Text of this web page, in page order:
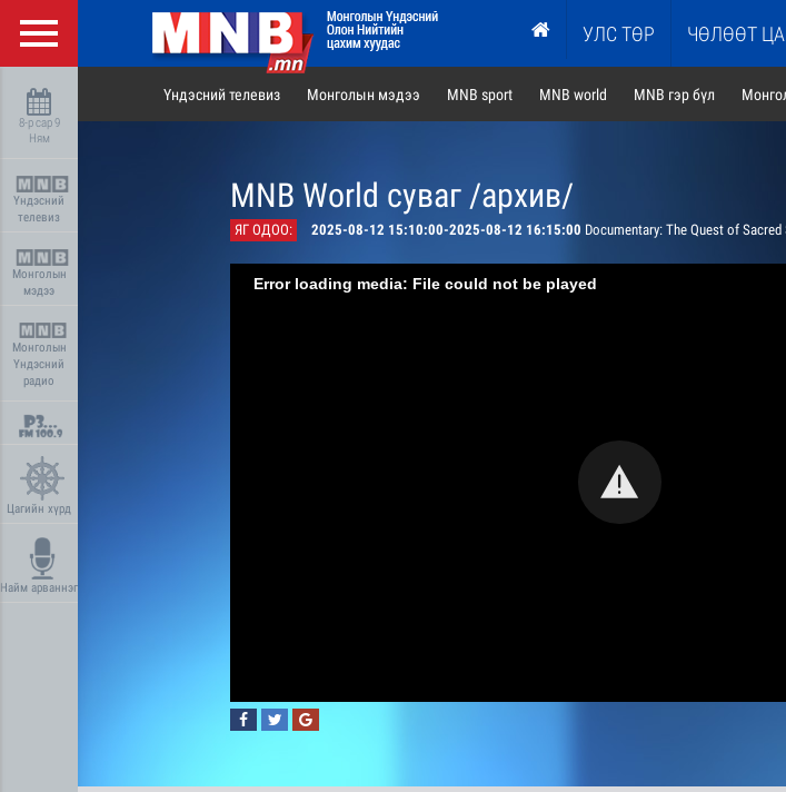
УЛС ТӨР ЧӨЛӨӨТ
8-р сар 9
Ням
Үндэсний
телевиз
Монголын
мэдээ
Монголын
Үндэсний
радио
Цагийн хүрд
Найм арваннэг
Үндэсний телевиз Монголын мэдээ MNB sport MNB world MNB гэр бүл
MNB World суваг /архив/
ЯГ ОДОО: 2025-08-12 15:10:00-2025-08-12 16:15:00 Documentary: The Quest of
Error loading media: File could not be played